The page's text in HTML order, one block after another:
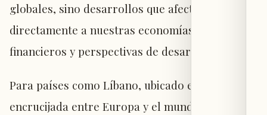
globales, sino desarrollos que afectan
directamente a nuestras economías, sistemas
financieros y perspectivas de desarrollo.
Para países como Líbano, ubicado en la
encrucijada entre Europa y el mundo árabe,